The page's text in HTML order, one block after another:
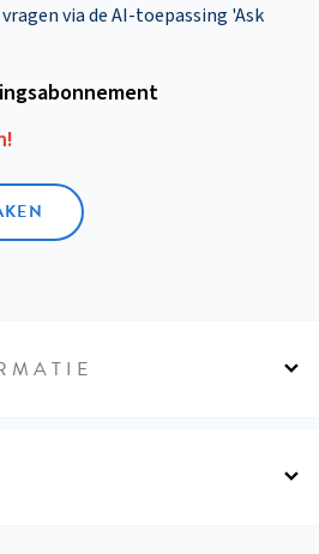
via de AI-toepassing 'Ask